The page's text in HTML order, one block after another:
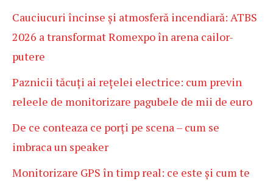
Cauciucuri încinse și atmosferă incendiară: ATBS
2026 a transformat Romexpo în arena cailor-
putere
Paznicii tăcuți ai rețelei electrice: cum previn
releele de monitorizare pagubele de mii de euro
De ce conteaza ce porți pe scena – cum se
imbraca un speaker
Monitorizare GPS în timp real: ce este și cum te